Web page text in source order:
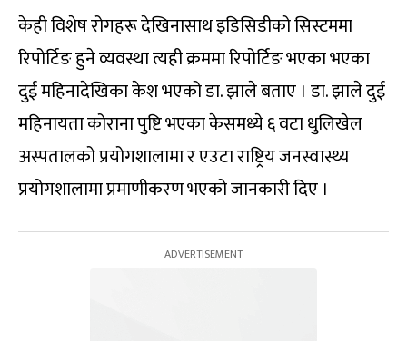
केही विशेष रोगहरू देखिनासाथ इडिसिडीको सिस्टममा
रिपोर्टिङ हुने व्यवस्था त्यही क्रममा रिपोर्टिङ भएका भएका
दुई महिनादेखिका केश भएको डा. झाले बताए । डा. झाले दुई
महिनायता कोराना पुष्टि भएका केसमध्ये ६ वटा धुलिखेल
अस्पतालको प्रयोगशालामा र एउटा राष्ट्रिय जनस्वास्थ्य
प्रयोगशालामा प्रमाणीकरण भएको जानकारी दिए ।